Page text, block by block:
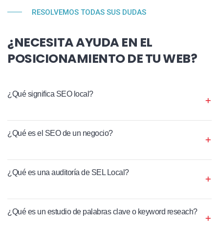
RESOLVEMOS TODAS SUS DUDAS
¿NECESITA AYUDA EN EL
POSICIONAMIENTO DE TU WEB?
¿Qué significa SEO local?
¿Qué es el SEO de un negocio?
¿Qué es una auditoría de SEL Local?
¿Qué es un estudio de palabras clave o keyword reseach?